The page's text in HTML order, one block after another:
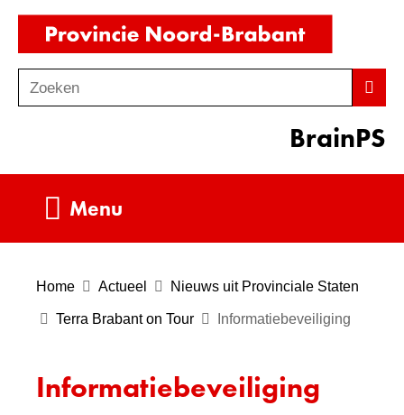
Ga
de
inhoud
o
Zoeken
BrainPS
Menu
Home Actueel Nieuws uit Provinciale Staten
Terra Brabant on Tour Informatiebeveiliging
Informatiebeveiliging